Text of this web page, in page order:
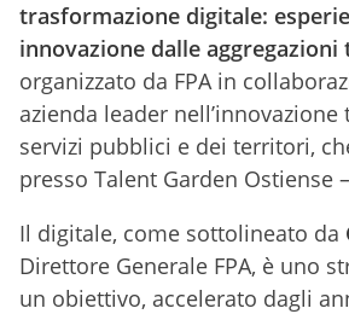
trasformazione digitale:
innovazione dalle
organizzato da FPA in
azienda leader
servizi pubblici e dei territori,
presso Talent Garden Ostiense
Il digitale, come sottolineato da
Direttore Generale FPA, è uno
un obiettivo, accelerato dagli